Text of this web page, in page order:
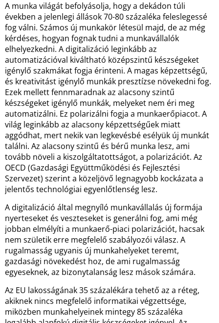
A munka világát befolyásolja, hogy a dekádon túli
években a jelenlegi állások 70-80 százaléka feleslegessé
fog válni. Számos új munkakör létesül majd, de az még
kérdéses, hogyan fognak tudni a munkavállalók
elhelyezkedni. A digitalizáció leginkább az
automatizációval kiváltható középszintű készségeket
igénylő szakmákat fogja érinteni. A magas képzettségű,
és kreativitást igénylő munkák presztízse növekedni fog.
Ezek mellett fennmaradnak az alacsony szintű
készségeket igénylő munkák, melyeket nem éri meg
automatizálni. Ez polarizálni fogja a munkaerőpiacot. A
világ leginkább az alacsony képzettségűek miatt
aggódhat, mert nekik van legkevésbé esélyük új munkát
találni. Az alacsony szintű és bérű munka lesz, ami
tovább növeli a kiszolgáltatottságot, a polarizációt. Az
OECD (Gazdasági Együttműködési és Fejlesztési
Szervezet) szerint a közeljövő legnagyobb kockázata a
jelentős technológiai egyenlőtlenség lesz.
A digitalizáció által megnyíló munkavállalás új formája
nyerteseket és veszteseket is generálni fog, ami még
jobban elmélyíti a munkaerő-piaci polarizációt, hacsak
nem születik erre megfelelő szabályozói válasz. A
rugalmasság ugyanis új munkahelyeket teremt,
gazdasági növekedést hoz, de ami rugalmasság
egyeseknek, az bizonytalanság lesz mások számára.
Az EU lakosságának 35 százalékára tehető az a réteg,
akiknek nincs megfelelő informatikai végzettsége,
miközben munkahelyeinek mintegy 85 százaléka